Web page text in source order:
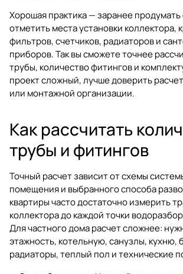
Хорошая практика — заранее продумать
отметить места установки коллектора,
фильтров, счетчиков, радиаторов и
приборов. Так вы сможете точнее
трубы, количество фитингов и
проект сложный, лучше доверить
или монтажной организации.
Как рассчитать
трубы и фитингов
Точный расчет зависит от схемы
помещения и выбранного способа
квартиры часто достаточно измерить
коллектора до каждой точки
Для частного дома расчет сложнее:
этажность, котельную, санузлы, кухню,
радиаторы, теплый пол и технические